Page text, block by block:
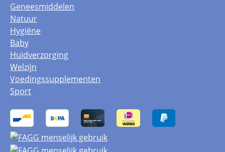
Geneesmiddelen
Natuur
Hygiëne
Baby
Huidverzorging
Welzijn
Voedingssupplementen
Sport